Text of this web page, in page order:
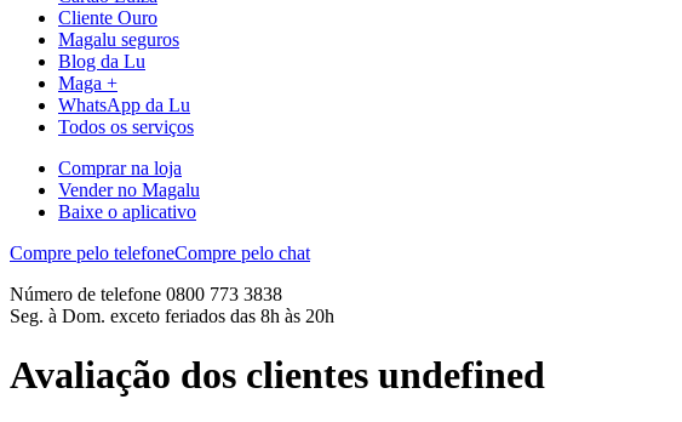
Cliente Ouro
Magalu seguros
Blog da Lu
Maga +
WhatsApp da Lu
Todos os serviços
Comprar na loja
Vender no Magalu
Baixe o aplicativo
Compre pelo telefoneCompre pelo chat
Número de telefone 0800 773 3838
Seg. à Dom. exceto feriados das 8h às 20h
Avaliação dos clientes undefined